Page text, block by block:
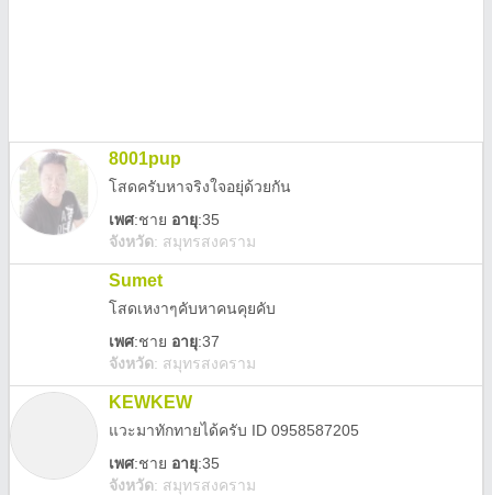
8001pup
โสดครับหาจริงใจอยุ่ด้วยกัน
เพศ:ชาย อายุ:35
จังหวัด: สมุทรสงคราม
Sumet
โสดเหงาๆคับหาคนคุยคับ
เพศ:ชาย อายุ:37
จังหวัด: สมุทรสงคราม
KEWKEW
แวะมาทักทายได้ครับ ID 0958587205
เพศ:ชาย อายุ:35
จังหวัด: สมุทรสงคราม